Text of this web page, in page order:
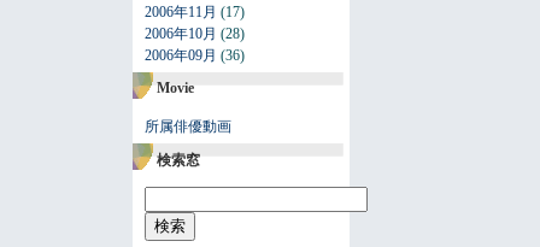
2006年11月 (17)
2006年10月 (28)
2006年09月 (36)
Movie
所属俳優動画
検索窓